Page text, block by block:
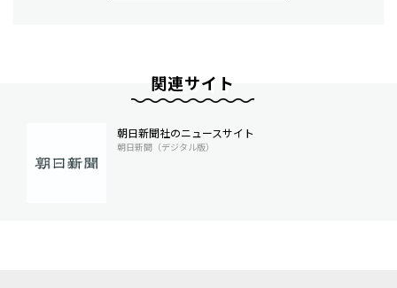
関連サイト
朝日新聞社のニュースサイト
朝日新聞（デジタル版）